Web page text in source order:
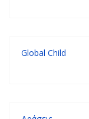
Global Child